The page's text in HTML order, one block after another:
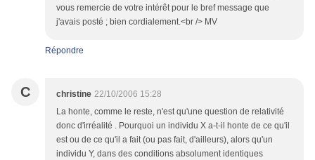
vous remercie de votre intérêt pour le bref message que
j'avais posté ; bien cordialement.<br /> MV
Répondre
C christine 22/10/2006 15:28
La honte, comme le reste, n'est qu'une question de relativité
donc d'irréalité . Pourquoi un individu X a-t-il honte de ce qu'il
est ou de ce qu'il a fait (ou pas fait, d'ailleurs), alors qu'un
individu Y, dans des conditions absolument identiques